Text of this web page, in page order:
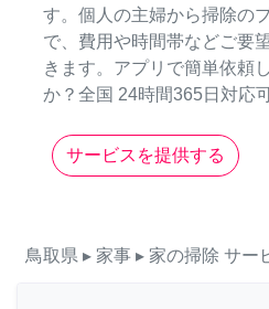
す。個人の主婦から掃除の
で、費用や時間帯などご要
きます。アプリで簡単依頼
か？全国 24時間365日対応可
サービスを提供する
鳥取県 ▸ 家事 ▸ 家の掃除 サー